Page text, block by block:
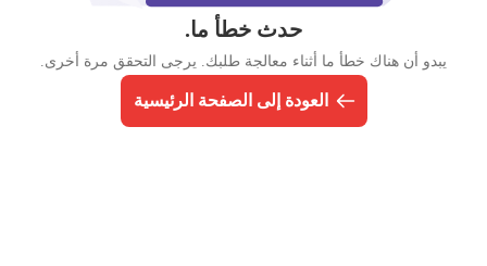
حدث خطأ ما.
يبدو أن هناك خطأ ما أثناء معالجة طلبك. يرجى التحقق مرة أخرى.
العودة إلى الصفحة الرئيسية